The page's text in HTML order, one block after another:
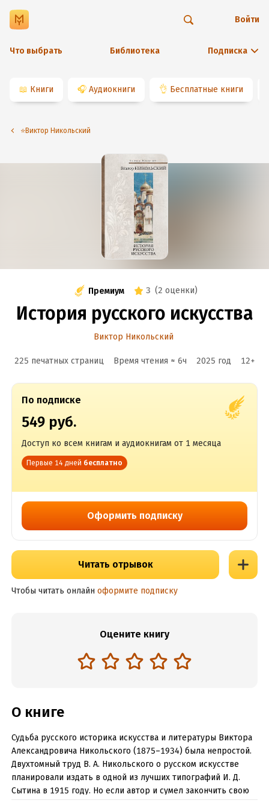
Что выбрать Библиотека Подписка
Войти
📖 Книги 🎧 Аудиокниги 👌 Бесплатные книги
⭐️Виктор Никольский
Премиум 3 (2 оценки)
История русского искусства
Виктор Никольский
225 печатных страниц Время чтения ≈ 6ч 2025 год 12+
По подписке
549 руб.
Доступ ко всем книгам и аудиокнигам от 1 месяца
Первые 14 дней бесплатно
Оформить подписку
Читать отрывок
Чтобы читать онлайн оформите подписку
Оцените книгу
О книге
Судьба русского историка искусства и литературы Виктора
Александровича Никольского (1875–1934) была непростой.
Двухтомный труд В. А. Никольского о русском искусстве
планировали издать в одной из лучших типографий И. Д.
Сытина в 1915 году. Но если автор и сумел закончить свою